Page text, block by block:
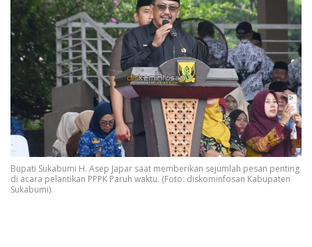
Bupati Sukabumi H. Asep Japar saat memberikan sejumlah pesan penting
di acara pelantikan PPPK Paruh waktu. (Foto: diskominfosan Kabupaten
Sukabumi).